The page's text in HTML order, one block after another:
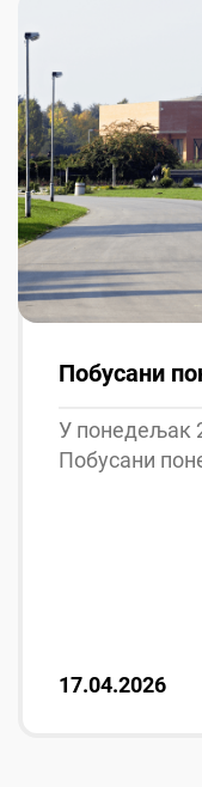
Побусани
У понедељак
Побусани
17.04.2026